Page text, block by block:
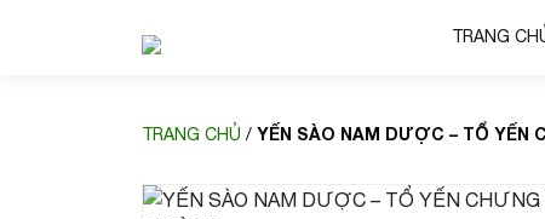
TRANG
TRANG CHỦ / YẾN SÀO NAM DƯỢC – TỔ YẾN